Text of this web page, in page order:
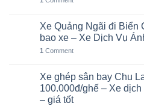
Xe Quảng Ngãi đi Biển
bao xe – Xe Dịch Vụ
1 Comment
Xe ghép sân bay Chu
100.000đ/ghế – Xe
– giá tốt